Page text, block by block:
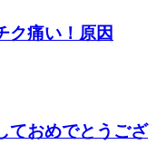
ク痛い！原因
おめでとうござ